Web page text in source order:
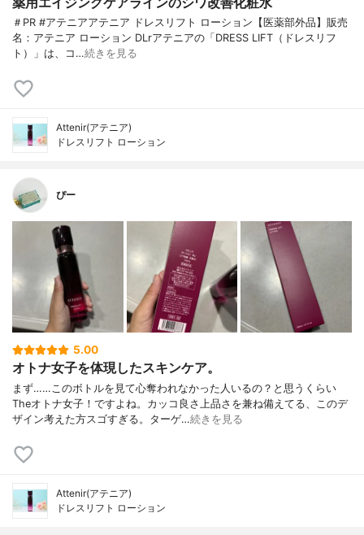
＃PR #アテニアアテニア ドレスリフト ローション【医薬部外品】販売
名：アテニア ローション DLrアテニアの「DRESS LIFT（ドレスリフ
ト）」は、コ…続きを見る
Attenir(アテニア)
ドレスリフト ローション
ぴー
5.00
オトナ女子を体現したスキンケア。
まず……このボトルを見て心奪われなかった人いるの？と思うくらい
Theオトナ女子！ですよね。カッコ良さ上品さを兼ね備えてる、このデ
ザイン考えた方スゴすぎる。ターゲ…続きを見る
Attenir(アテニア)
ドレスリフト ローション